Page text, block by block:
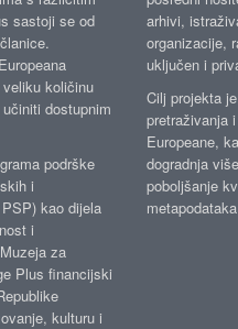
sastoji se od
količinu
dostupnim
podrške
i
kao dijela
i
za
Plus financijski
kulturu i
arhivi,
organizacije,
uključen i
Cilj projekta
pretraživanja
Europeane,
dogradnja
poboljšanje